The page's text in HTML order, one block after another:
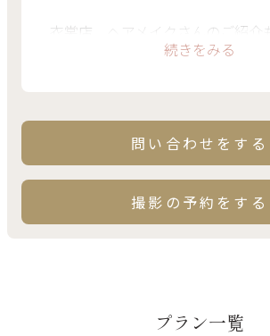
衣裳店、ヘアメイクさんのご紹介
お気軽にご相談ください。
続きをみる
問い合わせをする
撮影の予約をする
プラン一覧